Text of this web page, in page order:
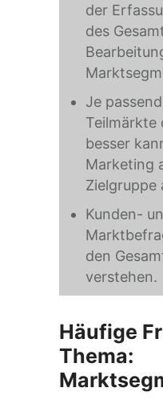
der
des
Je
Teilmärkte
besser
Marketing
Zielgruppe
Kunden-
den
verstehen.
Häufige
Thema: